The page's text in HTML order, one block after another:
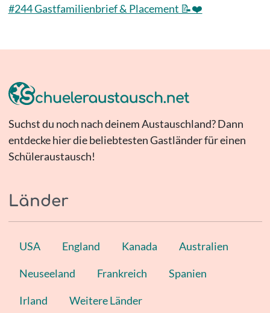
#244 Gastfamilienbrief & Placement 📝❤️
Suchst du noch nach deinem Austauschland? Dann
entdecke hier die beliebtesten Gastländer für einen
Schüleraustausch!
Länder
USA England Kanada Australien
Neuseeland Frankreich Spanien
Irland Weitere Länder